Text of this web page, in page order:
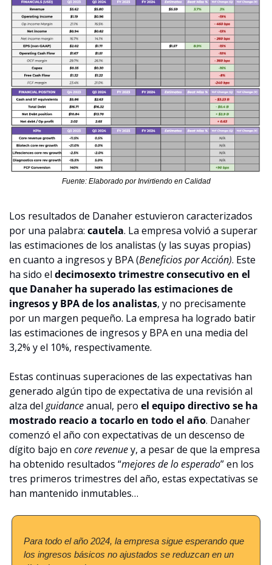
Fuente: Elaborado por Invirtiendo en Calidad
Los resultados de Danaher estuvieron caracterizados
por una palabra: cautela. La empresa volvió a superar
las estimaciones de los analistas (y las suyas propias)
en cuanto a ingresos y BPA (Beneficios por Acción). Este
ha sido el decimosexto trimestre consecutivo en el
que Danaher ha superado las estimaciones de
ingresos y BPA de los analistas, y no precisamente
por un margen pequeño. La empresa ha logrado batir
las estimaciones de ingresos y BPA en una media del
3,2% y el 10%, respectivamente.
Estas continuas superaciones de las expectativas han
generado algún tipo de expectativa de una revisión al
alza del guidance anual, pero el equipo directivo se ha
mostrado reacio a tocarlo en todo el año. Danaher
comenzó el año con expectativas de un descenso de
dígito bajo en core revenue y, a pesar de que la empresa
ha obtenido resultados “mejores de lo esperado” en los
tres primeros trimestres del año, estas expectativas se
han mantenido inmutables…
Para todo el año 2024, la empresa sigue esperando que
los ingresos básicos no ajustados se reduzcan en un